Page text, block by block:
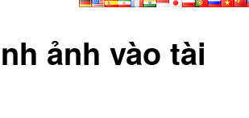
ảnh vào tài